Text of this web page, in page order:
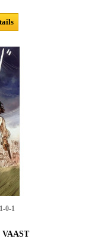
0-1